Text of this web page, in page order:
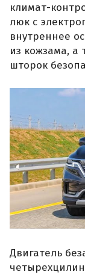
климат-
люк с
внутреннее
из кожзама, а
шторок
Двигатель